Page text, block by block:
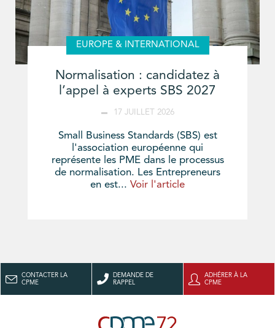
EUROPE & INTERNATIONAL
Normalisation : candidatez à
l’appel à experts SBS 2027
17 JUILLET 2026
Small Business Standards (SBS) est
l'association européenne qui
représente les PME dans le processus
de normalisation. Les Entrepreneurs
en est... Voir l'article
CONTACTER LA
CPME
DEMANDE DE
RAPPEL
ADHÉRER À LA
CPME